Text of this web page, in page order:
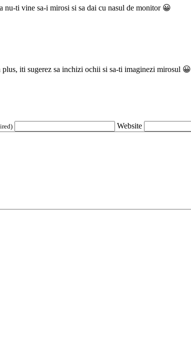
nu-ti vine sa-i mirosi si sa dai cu nasul de monitor 😀
iti sugerez sa inchizi ochii si sa-ti imaginezi mirosul 😀
Website